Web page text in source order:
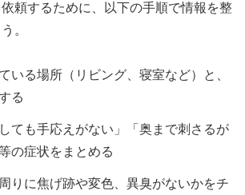
頼するために、以下の手順で情報を整
。
いる場所（リビング、寝室など）と、
る
ても手応えがない」「奥まで刺さるが
の症状をまとめる
りに焦げ跡や変色、異臭がないかをチ